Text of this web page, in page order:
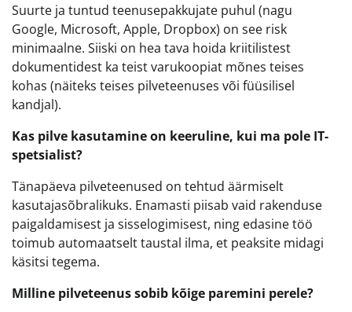
Suurte ja tuntud teenusepakkujate puhul (nagu
Google, Microsoft, Apple, Dropbox) on see risk
minimaalne. Siiski on hea tava hoida kriitilistest
dokumentidest ka teist varukoopiat mõnes teises
kohas (näiteks teises pilveteenuses või füüsilisel
kandjal).
Kas pilve kasutamine on keeruline, kui ma pole IT-
spetsialist?
Tänapäeva pilveteenused on tehtud äärmiselt
kasutajasõbralikuks. Enamasti piisab vaid rakenduse
paigaldamisest ja sisselogimisest, ning edasine töö
toimub automaatselt taustal ilma, et peaksite midagi
käsitsi tegema.
Milline pilveteenus sobib kõige paremini perele?